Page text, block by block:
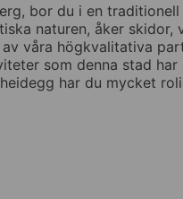
bor du i en
naturen, åker skidor,
våra högkvalitativa
som denna stad
har du mycket